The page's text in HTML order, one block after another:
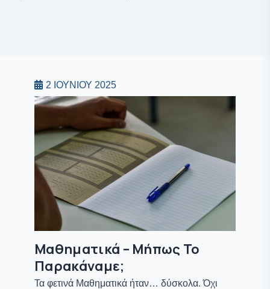
2 ΙΟΥΝΊΟΥ 2025
Μαθηματικά – Μήπως Το
Παρακάναμε;
Τα φετινά Μαθηματικά ήταν… δύσκολα. Όχι